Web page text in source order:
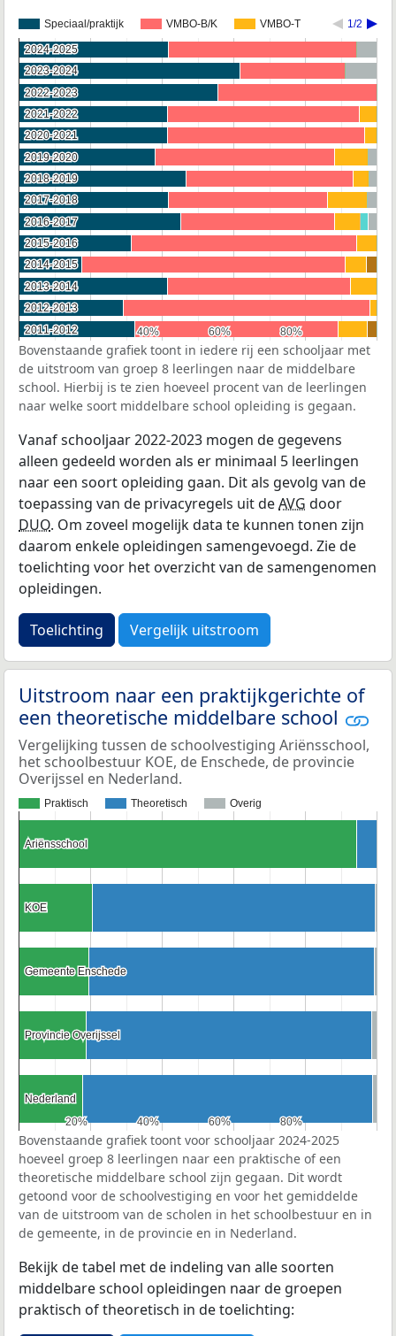
Speciaal/praktijk VMBO-B/K VMBO-T 1/2
40%
40% 60%
60% 80%
80%
2024-2025
2024-2025
2023-2024
2023-2024
2022-2023
2022-2023
2021-2022
2021-2022
2020-2021
2020-2021
2019-2020
2019-2020
2018-2019
2018-2019
2017-2018
2017-2018
2016-2017
2016-2017
2015-2016
2015-2016
2014-2015
2014-2015
2013-2014
2013-2014
2012-2013
2012-2013
2011-2012
2011-2012
Bovenstaande grafiek toont in iedere rij een schooljaar met
de uitstroom van groep 8 leerlingen naar de middelbare
school. Hierbij is te zien hoeveel procent van de leerlingen
naar welke soort middelbare school opleiding is gegaan.
Vanaf schooljaar 2022-2023 mogen de gegevens
alleen gedeeld worden als er minimaal 5 leerlingen
naar een soort opleiding gaan. Dit als gevolg van de
toepassing van de privacyregels uit deAVG door
DUO. Om zoveel mogelijk data te kunnen tonen zijn
daarom enkele opleidingen samengevoegd. Zie de
toelichting voor het overzicht van de samengenomen
opleidingen.
Toelichting Vergelijk uitstroom
Uitstroom naar een praktijkgerichte of
een theoretische middelbare school
Vergelijking tussen de schoolvestiging Ariënsschool,
het schoolbestuur KOE, de Enschede, de provincie
Overijssel en Nederland.
Praktisch Theoretisch Overig
20%
20% 40%
40% 60%
60% 80%
80%
Ariënsschool
Ariënsschool
KOE
KOE
Gemeente Enschede
Gemeente Enschede
Provincie Overijssel
Provincie Overijssel
Nederland
Nederland
Bovenstaande grafiek toont voor schooljaar 2024-2025
hoeveel groep 8 leerlingen naar een praktische of een
theoretische middelbare school zijn gegaan. Dit wordt
getoond voor de schoolvestiging en voor het gemiddelde
van de uitstroom van de scholen in het schoolbestuur en in
de gemeente, in de provincie en in Nederland.
Bekijk de tabel met de indeling van alle soorten
middelbare school opleidingen naar de groepen
praktisch of theoretisch in de toelichting: